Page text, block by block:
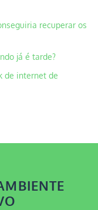
recuperar os
já é tarde?
de internet de